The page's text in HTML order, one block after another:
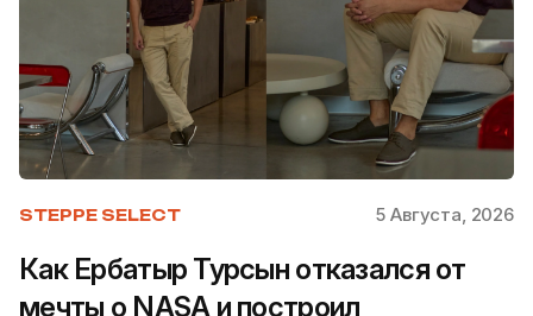
STEPPE SELECT 5 Августа, 2026
Как Ербатыр Турсын отказался от
мечты о NASA и построил